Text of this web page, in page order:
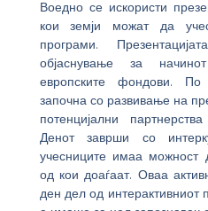
Воедно се искористи
кои земји можат да
програми.
објаснување за
европските фондови.
започна со развивање на
потенцијални
Денот заврши со
учесниците имаа можност
од кои доаѓаат. Оваа
ден дел од интерактивниот